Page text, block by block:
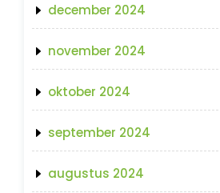
december 2024
november 2024
oktober 2024
september 2024
augustus 2024